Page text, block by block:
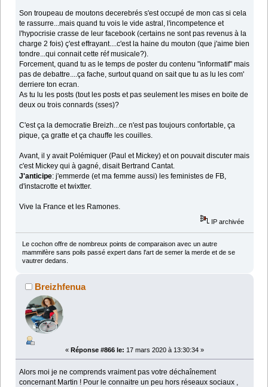
Son troupeau de moutons decerebrés s'est occupé de mon cas si cela
te rassurre...mais quand tu vois le vide astral, l'incompetence et
l'hypocrisie crasse de leur facebook (certains ne sont pas revenus à la
charge 2 fois) ç'est effrayant....c'est la haine du mouton (que j'aime bien
tondre...qui connait cette réf musicale?).
Forcement, quand tu as le temps de poster du contenu "informatif" mais
pas de debattre....ça fache, surtout quand on sait que tu as lu les com'
derriere ton ecran.
As tu lu les posts (tout les posts et pas seulement les mises en boite de
deux ou trois connards (sses)?
C'est ça la democratie Breizh...ce n'est pas toujours confortable, ça
pique, ça gratte et ça chauffe les couilles.
Avant, il y avait Polémiquer (Paul et Mickey) et on pouvait discuter mais
c'est Mickey qui à gagné, disait Bertrand Cantat.
J'anticipe: j'emmerde (et ma femme aussi) les feministes de FB,
d'instacrotte et twixtter.
Vive la France et les Ramones.
IP archivée
Le cochon offre de nombreux points de comparaison avec un autre
mammifère sans poils passé expert dans l'art de semer la merde et de se
vautrer dedans.
Breizhfenua
« Réponse #866 le: 17 mars 2020 à 13:30:34 »
Alors moi je ne comprends vraiment pas votre déchaînement
concernant Martin ! Pour le connaitre un peu hors réseaux sociaux ,